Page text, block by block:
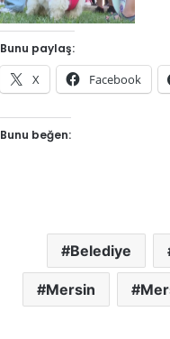
Bunu paylaş:
X Facebook
Bunu beğen:
Belediye
Mersin